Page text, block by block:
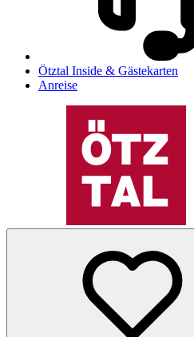
Ötztal Inside & Gästekarten
Anreise